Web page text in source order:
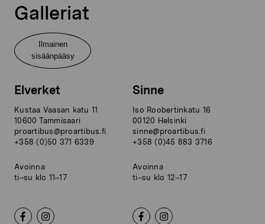
Galleriat
Ilmainen
sisäänpääsy
Elverket
Kustaa Vaasan katu 11
10600 Tammisaari
proartibus@proartibus.fi
+358 (0)50 371 6339
Avoinna
ti–su klo 11–17
Sinne
Iso Roobertinkatu 16
00120 Helsinki
sinne@proartibus.fi
+358 (0)45 883 3716
Avoinna
ti–su klo 12–17